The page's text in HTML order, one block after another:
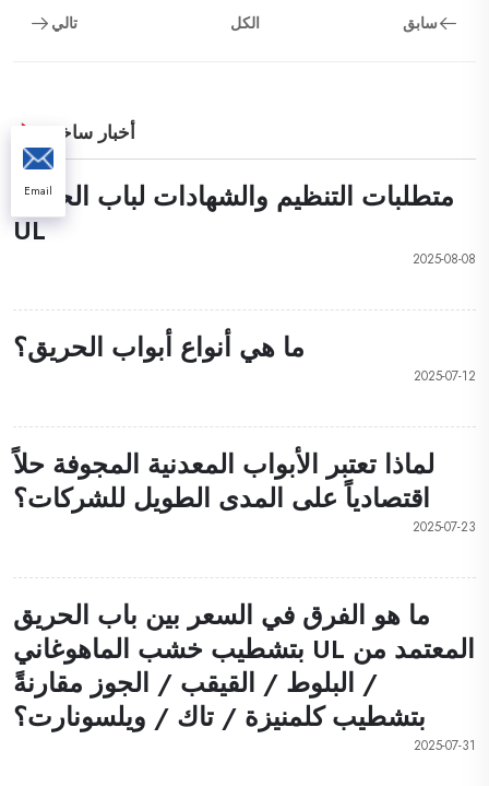
سابق الكل تالي
أخبار ساخنة
متطلبات التنظيم والشهادات لباب الحريق
UL
2025-08-08
ما هي أنواع أبواب الحريق؟
2025-07-12
لماذا تعتبر الأبواب المعدنية المجوفة حلاً
اقتصادياً على المدى الطويل للشركات؟
2025-07-23
ما هو الفرق في السعر بين باب الحريق
المعتمد من UL بتشطيب خشب الماهوغاني
/ البلوط / القيقب / الجوز مقارنةً
بتشطيب كلمنيزة / تاك / ويلسونارت؟
2025-07-31
Email